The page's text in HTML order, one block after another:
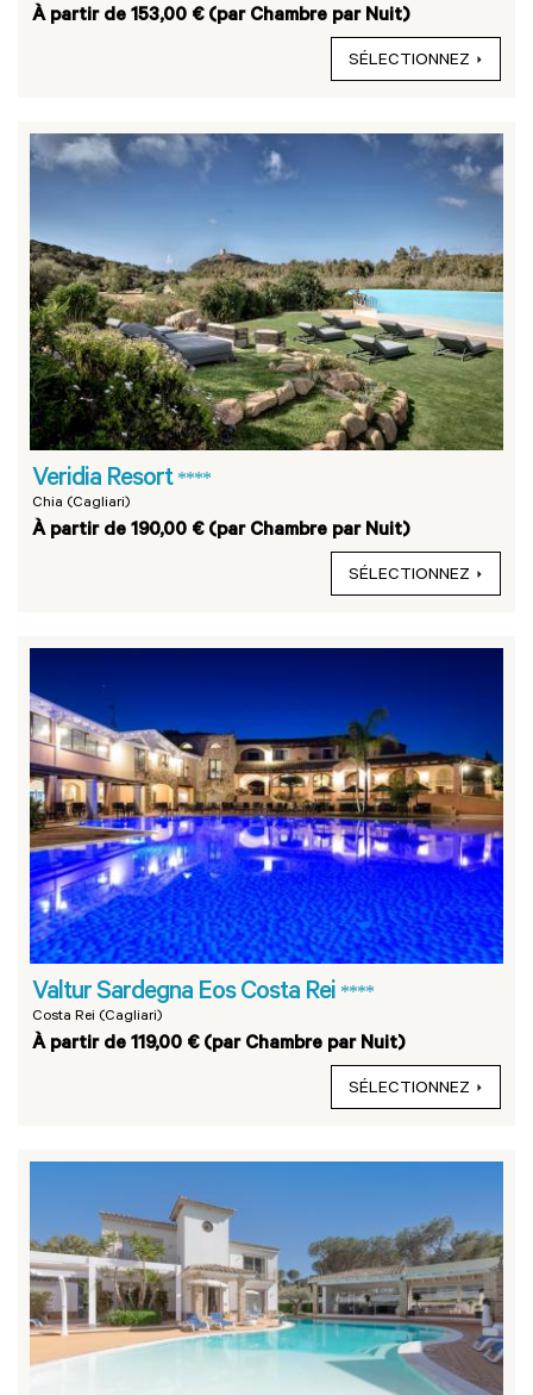
À partir de 153,00 € (par Chambre par Nuit)
SÉLECTIONNEZ
Veridia Resort ****
Chia (Cagliari)
À partir de 190,00 € (par Chambre par Nuit)
SÉLECTIONNEZ
Valtur Sardegna Eos Costa Rei ****
Costa Rei (Cagliari)
À partir de 119,00 € (par Chambre par Nuit)
SÉLECTIONNEZ